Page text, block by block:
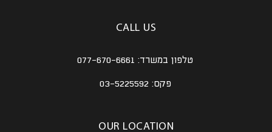
CALL US
טלפון במשרד: 077-670-6661
פקס:03-5225592
OUR LOCATION